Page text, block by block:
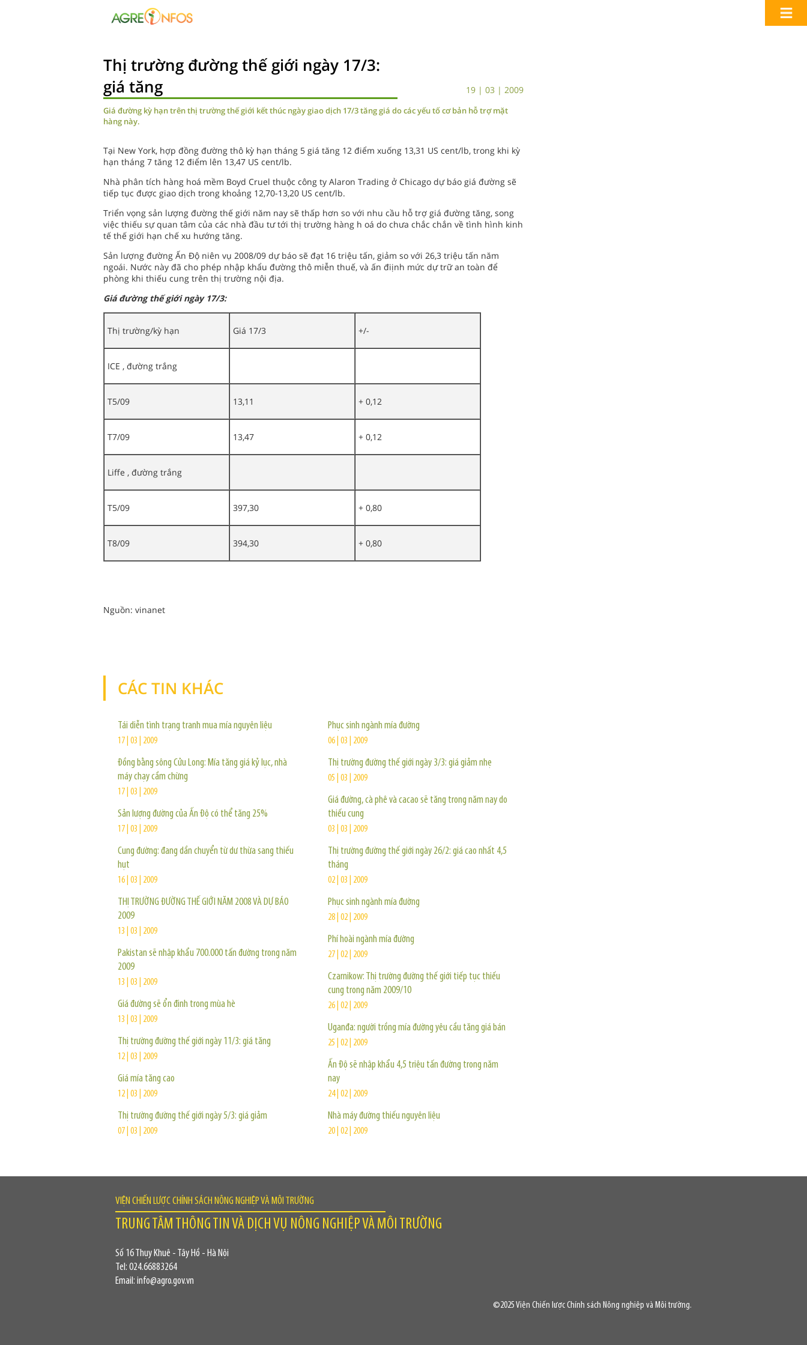
Thị trường đường thế giới ngày 17/3:
giá tăng
19 | 03 | 2009
Giá đường kỳ hạn trên thị trường thế giới kết thúc ngày giao dịch 17/3 tăng giá do các yếu tố cơ bản hỗ trợ mặt
hàng này.
Tại New York, hợp đồng đường thô kỳ hạn tháng 5 giá tăng 12 điểm xuống 13,31 US cent/lb, trong khi kỳ
hạn tháng 7 tăng 12 điểm lên 13,47 US cent/lb.
Nhà phân tích hàng hoá mềm Boyd Cruel thuộc công ty Alaron Trading ở Chicago dự báo giá đường sẽ
tiếp tục được giao dịch trong khoảng 12,70-13,20 US cent/lb.
Triển vọng sản lượng đường thế giới năm nay sẽ thấp hơn so với nhu cầu hỗ trợ giá đường tăng, song
việc thiếu sự quan tâm của các nhà đầu tư tới thị trường hàng h oá do chưa chắc chắn về tình hình kinh
tế thế giới hạn chế xu hướng tăng.
Sản lượng đường Ấn Độ niên vụ 2008/09 dự báo sẽ đạt 16 triệu tấn, giảm so với 26,3 triệu tấn năm
ngoái. Nước này đã cho phép nhập khẩu đường thô miễn thuế, và ấn điịnh mức dự trữ an toàn để
phòng khi thiếu cung trên thị trường nội địa.
Giá đường thế giới ngày 17/3:
Thị trường/kỳ hạn Giá 17/3 +/-
ICE , đường trắng
T5/09 13,11 + 0,12
T7/09 13,47 + 0,12
Liffe , đường trắng
T5/09 397,30 + 0,80
T8/09 394,30 + 0,80
Nguồn: vinanet
CÁC TIN KHÁC
Tái diễn tình trạng tranh mua mía nguyên liệu
17 | 03 | 2009
Đồng bằng sông Cửu Long: Mía tăng giá kỷ lục, nhà
máy chạy cầm chừng
17 | 03 | 2009
Sản lượng đường của Ấn Độ có thể tăng 25%
17 | 03 | 2009
Cung đường: đang dần chuyển từ dư thừa sang thiếu
hụt
16 | 03 | 2009
THỊ TRƯỜNG ĐƯỜNG THẾ GIỚI NĂM 2008 VÀ DỰ BÁO
2009
13 | 03 | 2009
Pakistan sẽ nhập khẩu 700.000 tấn đường trong năm
2009
13 | 03 | 2009
Giá đường sẽ ổn định trong mùa hè
13 | 03 | 2009
Thị trường đường thế giới ngày 11/3: giá tăng
12 | 03 | 2009
Giá mía tăng cao
12 | 03 | 2009
Thị trường đường thế giới ngày 5/3: giá giảm
07 | 03 | 2009
Phục sinh ngành mía đường
06 | 03 | 2009
Thị trường đường thế giới ngày 3/3: giá giảm nhẹ
05 | 03 | 2009
Giá đường, cà phê và cacao sẽ tăng trong năm nay do
thiếu cung
03 | 03 | 2009
Thị trường đường thế giới ngày 26/2: giá cao nhất 4,5
tháng
02 | 03 | 2009
Phục sinh ngành mía đường
28 | 02 | 2009
Phí hoài ngành mía đường
27 | 02 | 2009
Czarnikow: Thị trường đường thế giới tiếp tục thiếu
cung trong năm 2009/10
26 | 02 | 2009
Uganđa: người trồng mía đường yêu cầu tăng giá bán
25 | 02 | 2009
Ấn Độ sẽ nhập khẩu 4,5 triệu tấn đường trong năm
nay
24 | 02 | 2009
Nhà máy đường thiếu nguyên liệu
20 | 02 | 2009
VIỆN CHIẾN LƯỢC CHÍNH SÁCH NÔNG NGHIỆP VÀ MÔI TRƯỜNG
TRUNG TÂM THÔNG TIN VÀ DỊCH VỤ NÔNG NGHIỆP VÀ MÔI TRƯỜNG
Số 16 Thụy Khuê - Tây Hồ - Hà Nội
Tel: 024.66883264
Email: info@agro.gov.vn
©2025 Viện Chiến lược Chính sách Nông nghiệp và Môi trường.